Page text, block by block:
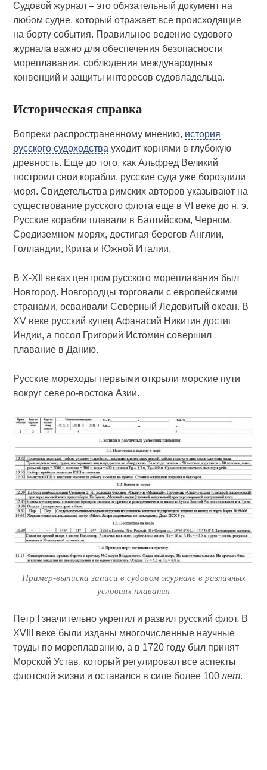
Судовой журнал – это обязательный документ на
любом судне, который отражает все происходящие
на борту события. Правильное ведение судового
журнала важно для обеспечения безопасности
мореплавания, соблюдения международных
конвенций и защиты интересов судовладельца.
Историческая справка
Вопреки распространенному мнению, история
русского судоходства уходит корнями в глубокую
древность. Еще до того, как Альфред Великий
построил свои корабли, русские суда уже бороздили
моря. Свидетельства римских авторов указывают на
существование русского флота еще в VI веке до н. э.
Русские корабли плавали в Балтийском, Черном,
Средиземном морях, достигая берегов Англии,
Голландии, Крита и Южной Италии.
В X-XII веках центром русского мореплавания был
Новгород. Новгородцы торговали с европейскими
странами, осваивали Северный Ледовитый океан. В
XV веке русский купец Афанасий Никитин достиг
Индии, а посол Григорий Истомин совершил
плавание в Данию.
Русские мореходы первыми открыли морские пути
вокруг северо-востока Азии.
Пример-выписка записи в судовом журнале в различных
условиях плавания
Петр I значительно укрепил и развил русский флот. В
XVIII веке были изданы многочисленные научные
труды по мореплаванию, а в 1720 году был принят
Морской Устав, который регулировал все аспекты
флотской жизни и оставался в силе более 100лет.